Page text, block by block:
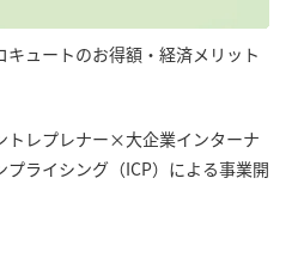
ュートのお得額・経済メリット
トレプレナー×大企業インターナ
プライシング（ICP）による事業開